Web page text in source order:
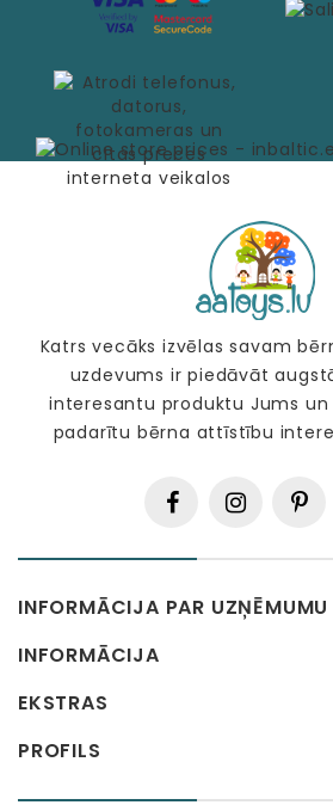
Katrs vecāks izvēlas savam
uzdevums ir piedāvāt
interesantu produktu Jums un
padarītu bērna attīstību
INFORMĀCIJA PAR UZŅĒMUMU
INFORMĀCIJA
EKSTRAS
PROFILS